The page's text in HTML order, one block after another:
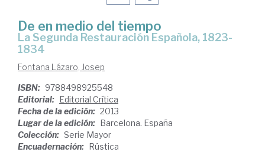
De en medio del tiempo
la Segunda Restauración Española, 1823-
1834
Fontana Lázaro, Josep
ISBN: 9788498925548
Editorial: Editorial Crítica
Fecha de la edición: 2013
Lugar de la edición: Barcelona. España
Colección: Serie Mayor
Encuadernación: Rústica